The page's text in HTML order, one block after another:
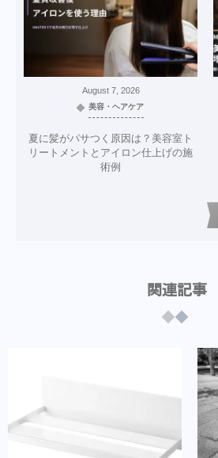
August 7, 2026
美容・ヘアケア
夏に髪がパサつく原因は？美容室ト
リートメントとアイロン仕上げの施
術例
関連記事